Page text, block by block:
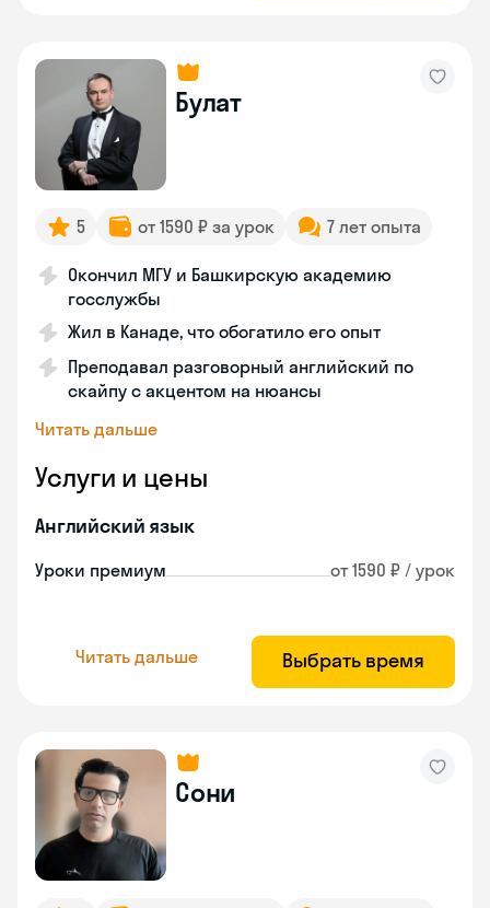
Булат
5 от 1590 ₽ за урок 7 лет опыта
Окончил МГУ и Башкирскую академию
госслужбы
Жил в Канаде, что обогатило его опыт
Преподавал разговорный английский по
скайпу с акцентом на нюансы
Читать дальше
Услуги и цены
Английский язык
Уроки премиум от 1590 ₽ / урок
Читать дальше Выбрать время
Сони